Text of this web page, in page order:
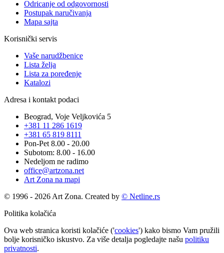
Odricanje od odgovornosti
Postupak naručivanja
Mapa sajta
Korisnički servis
Vaše narudžbenice
Lista želja
Lista za poređenje
Katalozi
Adresa i kontakt podaci
Beograd, Voje Veljkovića 5
+381 11 286 1619
+381 65 819 8111
Pon-Pet 8.00 - 20.00
Subotom: 8.00 - 16.00
Nedeljom ne radimo
office@artzona.net
Art Zona na mapi
© 1996 - 2026 Art Zona. Created by © Netline.rs
Politika kolačića
Ova web stranica koristi kolačiće ('cookies') kako bismo Vam pružili
bolje korisničko iskustvo. Za više detalja pogledajte našu politiku
privatnosti.